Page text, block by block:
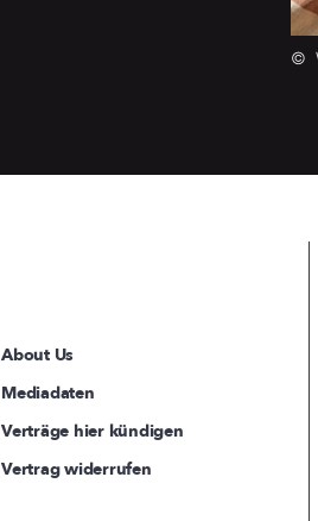
©
About Us
Mediadaten
Verträge hier kündigen
Vertrag widerrufen